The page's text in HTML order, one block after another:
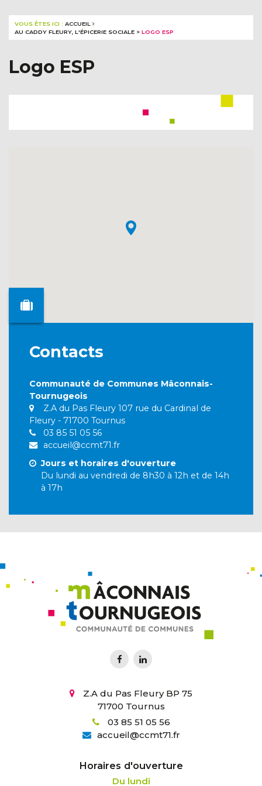
VOUS ÊTES ICI : ACCUEIL
AU CADDY FLEURY, L'ÉPICERIE SOCIALE > LOGO ESP
Logo ESP
Contacts
Communauté de Communes Mâconnais-
Tournugeois
Z.A du Pas Fleury 107 rue du Cardinal de
Fleury - 71700 Tournus
03 85 51 05 56
accueil@ccmt71.fr
Jours et horaires d'ouverture
Du lundi au vendredi de 8h30 à 12h et de 14h
à 17h
Z.A du Pas Fleury BP 75
71700 Tournus
03 85 51 05 56
accueil@ccmt71.fr
Horaires d'ouverture
Du lundi